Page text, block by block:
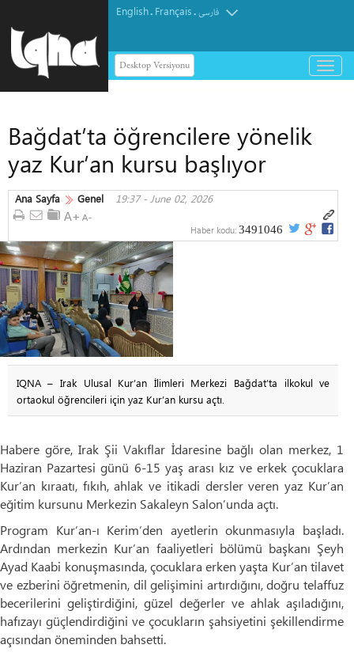
English. Français.فارسی
Desktop Versiyonu
باز
و
Bağdat’ta öğrencilere yönelik
yaz Kur’an kursu başlıyor
Ana Sayfa Genel 19:37 - June 02, 2026
Haber kodu: 3491046
IQNA – Irak Ulusal Kur’an İlimleri Merkezi Bağdat’ta ilkokul ve
ortaokul öğrencileri için yaz Kur’an kursu açtı.
Habere göre, Irak Şii Vakıflar İdaresine bağlı olan merkez, 1
Haziran Pazartesi günü 6-15 yaş arası kız ve erkek çocuklara
Kur’an kıraatı, fıkıh, ahlak ve itikadi dersler veren yaz Kur’an
eğitim kursunu Merkezin Sakaleyn Salon’unda açtı.
Program Kur’an-ı Kerim’den ayetlerin okunmasıyla başladı.
Ardından merkezin Kur’an faaliyetleri bölümü başkanı Şeyh
Ayad Kaabi konuşmasında, çocuklara erken yaşta Kur’an tilavet
ve ezberini öğretmenin, dil gelişimini artırdığını, doğru telaffuz
becerilerini geliştirdiğini, güzel değerler ve ahlak aşıladığını,
hafızayı güçlendirdiğini ve çocukların şahsiyetini şekillendirme
açısından öneminden bahsetti.